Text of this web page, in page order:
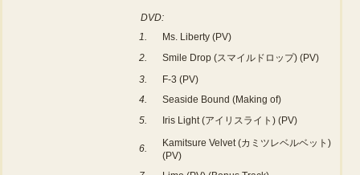
DVD:
1.
Ms. Liberty (PV)
2.
Smile Drop (スマイルドロップ) (PV)
3.
F-3 (PV)
4.
Seaside Bound (Making of)
5.
Iris Light (アイリスライト) (PV)
6.
Kamitsure Velvet (カミツレベルベット)
(PV)